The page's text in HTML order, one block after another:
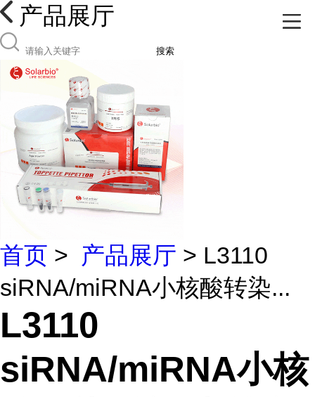
产品展厅
搜索
首页 > 产品展厅 > L3110
siRNA/miRNA小核酸转染...
L3110
siRNA/miRNA小核